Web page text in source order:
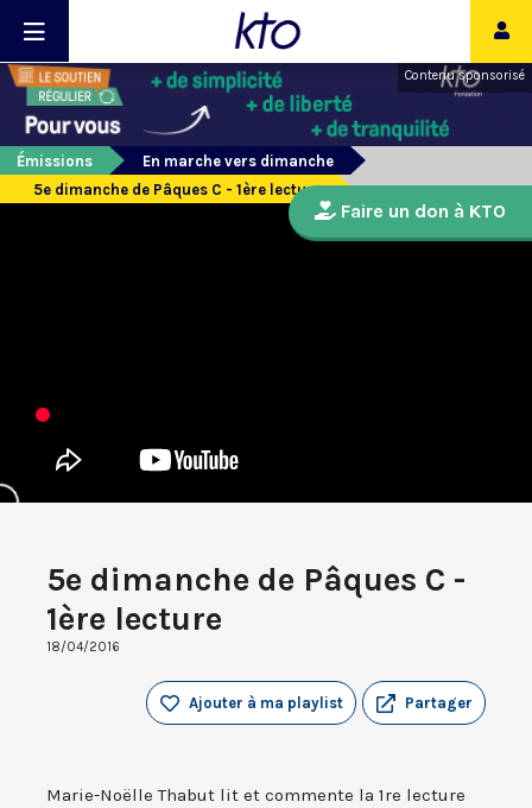
Contenu sponsorisé
Émissions
En marche vers dimanche
5e dimanche de Pâques C - 1ère lecture
5e dimanche de Pâques C -
1ère lecture
18/04/2016
Partager
Ajouter à ma playlist
Marie-Noëlle Thabut lit et commente la 1re lecture
Faire un don à KTO